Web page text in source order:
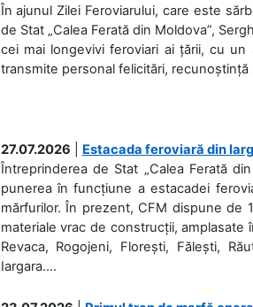
În ajunul Zilei Feroviarului, care este
de Stat „Calea Ferată din Moldova”,
cei mai longevivi feroviari ai țării, cu
transmite personal felicitări, recunoștință
27.07.2026
Estacada feroviară din
Întreprinderea de Stat „Calea Ferată
punerea în funcțiune a estacadei
mărfurilor. În prezent, CFM dispune de
materiale vrac de construcții, amplasate
Revaca, Rogojeni, Florești, Fălești,
Iargara....